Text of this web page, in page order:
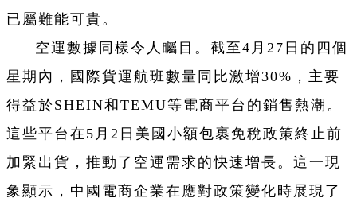
已屬難能可貴。
空運數據同樣令人矚目。截至4月27日的四個
星期內，國際貨運航班數量同比激增30%，主要
得益於SHEIN和TEMU等電商平台的銷售熱潮。
這些平台在5月2日美國小額包裹免稅政策終止前
加緊出貨，推動了空運需求的快速增長。這一現
象顯示，中國電商企業在應對政策變化時展現了